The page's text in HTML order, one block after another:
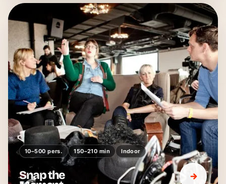
10–500 pers. 150–210 min Indoor
Snap the